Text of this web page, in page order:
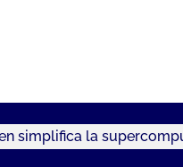
aquí
simplifica la